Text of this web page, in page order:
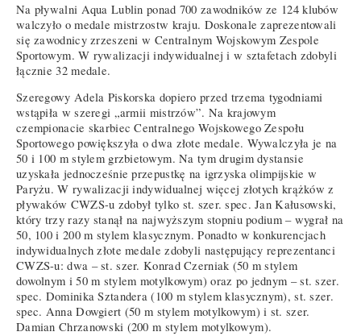
Na pływalni Aqua Lublin ponad 700 zawodników ze 124 klubów
walczyło o medale mistrzostw kraju. Doskonale zaprezentowali
się zawodnicy zrzeszeni w Centralnym Wojskowym Zespole
Sportowym. W rywalizacji indywidualnej i w sztafetach zdobyli
łącznie 32 medale.
Szeregowy Adela Piskorska dopiero przed trzema tygodniami
wstąpiła w szeregi „armii mistrzów”. Na krajowym
czempionacie skarbiec Centralnego Wojskowego Zespołu
Sportowego powiększyła o dwa złote medale. Wywalczyła je na
50 i 100 m stylem grzbietowym. Na tym drugim dystansie
uzyskała jednocześnie przepustkę na igrzyska olimpijskie w
Paryżu. W rywalizacji indywidualnej więcej złotych krążków z
pływaków CWZS-u zdobył tylko st. szer. spec. Jan Kałusowski,
który trzy razy stanął na najwyższym stopniu podium – wygrał na
50, 100 i 200 m stylem klasycznym. Ponadto w konkurencjach
indywidualnych złote medale zdobyli następujący reprezentanci
CWZS-u: dwa – st. szer. Konrad Czerniak (50 m stylem
dowolnym i 50 m stylem motylkowym) oraz po jednym – st. szer.
spec. Dominika Sztandera (100 m stylem klasycznym), st. szer.
spec. Anna Dowgiert (50 m stylem motylkowym) i st. szer.
Damian Chrzanowski (200 m stylem motylkowym).